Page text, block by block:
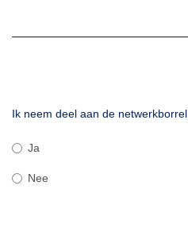
Ik neem deel aan de netwerkborrel
Ja
Nee